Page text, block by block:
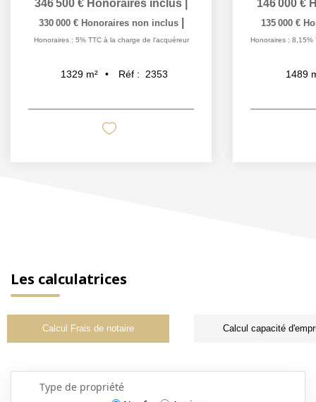
346 500 € Honoraires inclus
330 000 € Honoraires non inclus
Honoraires : 5% TTC à la charge de l'acquéreur
1329 m² Réf : 2353
146 000 €
135 000 €
Honoraires : 8,15%
1489
Les calculatrices
Calcul Frais de notaire Calcul capacité